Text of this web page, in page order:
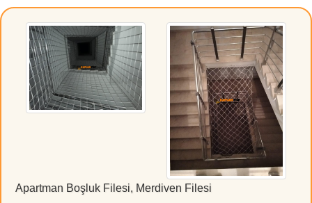
Apartman Boşluk Filesi, Merdiven Filesi